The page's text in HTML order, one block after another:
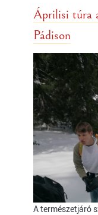
Áprilisi túra
Pádison
A természetjáró